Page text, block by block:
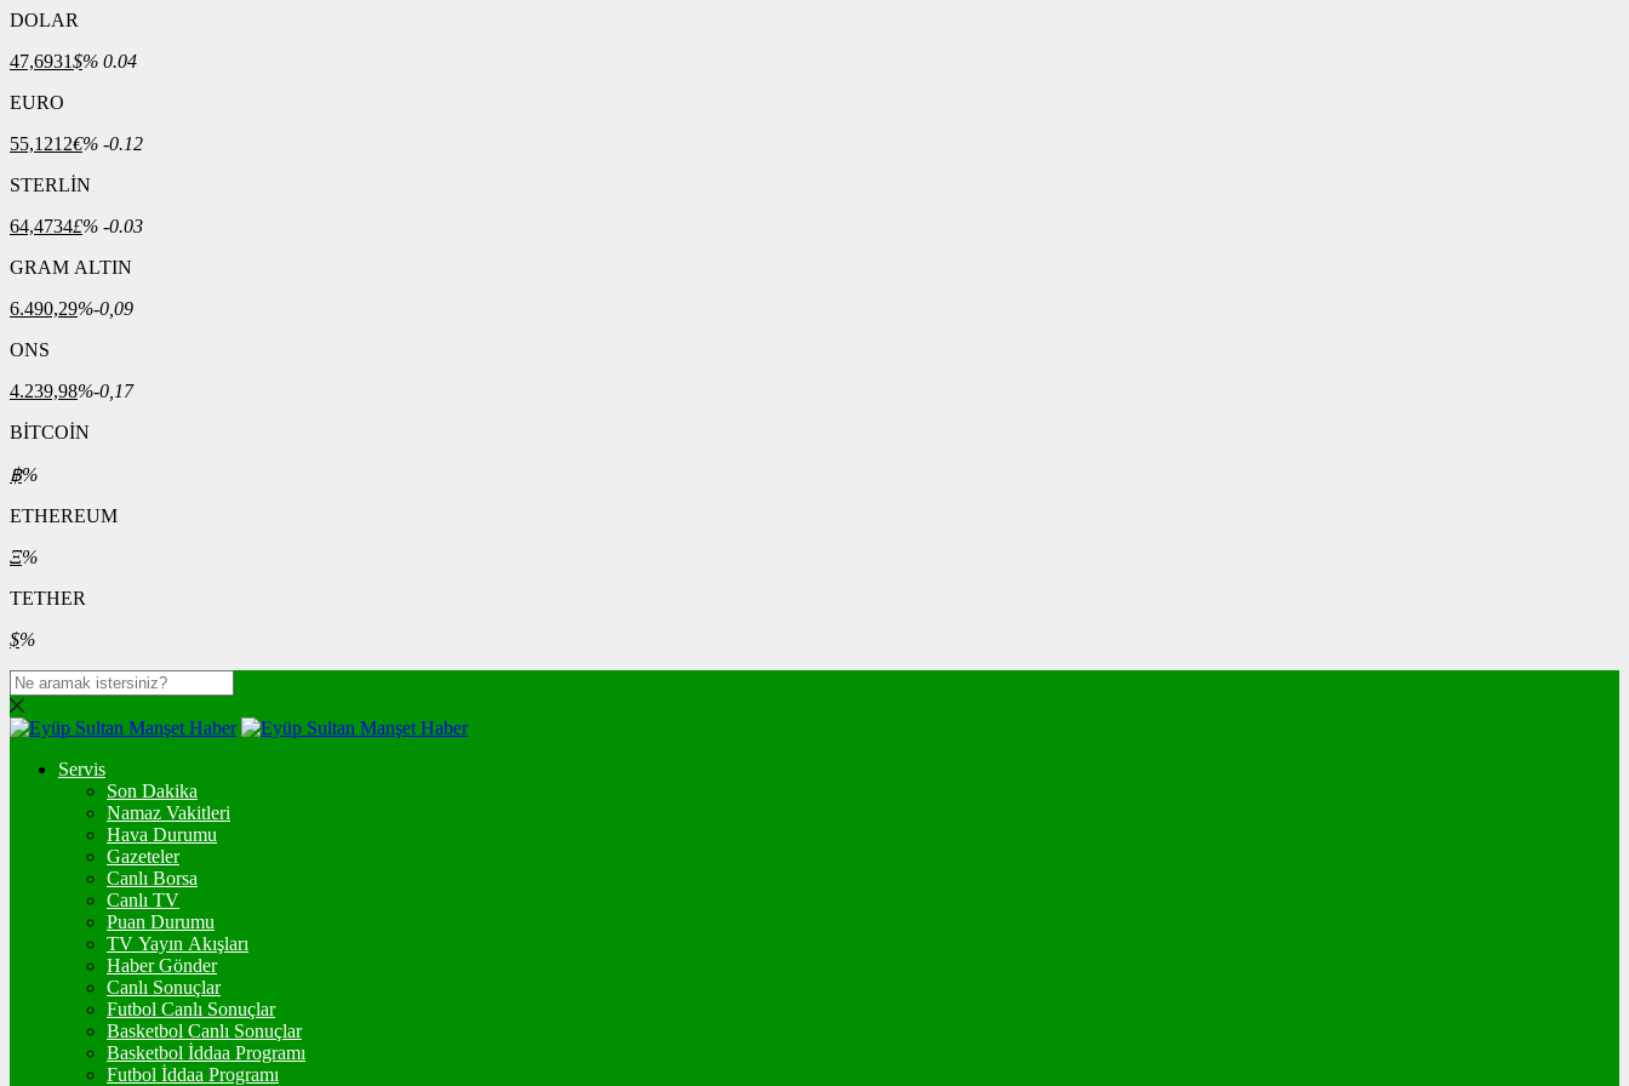
DOLAR
47,6931$% 0.04
EURO
55,1212€% -0.12
STERLİN
64,4734£% -0.03
GRAM ALTIN
6.490,29%-0,09
ONS
4.239,98%-0,17
BİTCOİN
฿%
ETHEREUM
Ξ%
TETHER
$%
Servis
Son Dakika
Namaz Vakitleri
Hava Durumu
Gazeteler
Canlı Borsa
Canlı TV
Puan Durumu
TV Yayın Akışları
Haber Gönder
Canlı Sonuçlar
Futbol Canlı Sonuçlar
Basketbol Canlı Sonuçlar
Basketbol İddaa Programı
Futbol İddaa Programı